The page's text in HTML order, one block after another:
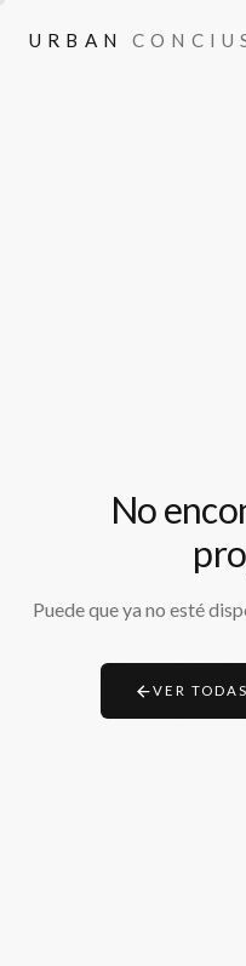
URBAN
URBAN
No
Puede que ya no esté
VER